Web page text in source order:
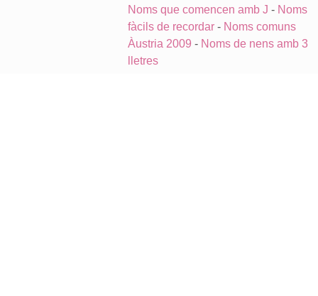
Noms que comencen amb J - Noms
fàcils de recordar - Noms comuns
Àustria 2009 - Noms de nens amb 3
lletres